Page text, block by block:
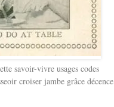
savoir-vivre usages codes
croiser jambe grâce décence